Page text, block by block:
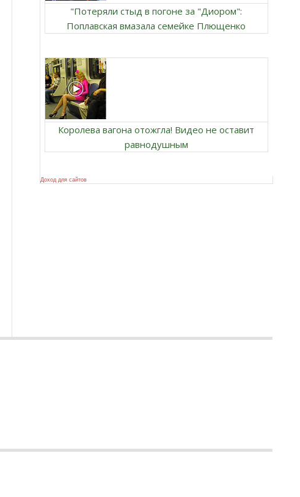
"Потеряли стыд в погоне за "Диором":
Поплавская вмазала семейке Плющенко
Королева вагона отожгла! Видео не оставит
равнодушным
Доход для сайтов